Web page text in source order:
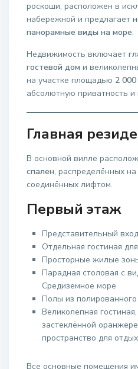
роскоши, расположен в
набережной и предлагает
панорамные виды на море.
Недвижимость включает
гостевой дом и
на участке площадью 2 000
абсолютную приватность и
Главная
В основной вилле
спален, распределённых на
соединённых лифтом.
Первый этаж
Представительный
Отдельная гостиная
Просторные жилые
Парадная столовая с
Средиземное море
Полы из
Великолепная
застеклённой
пространство для
Все основные помещения